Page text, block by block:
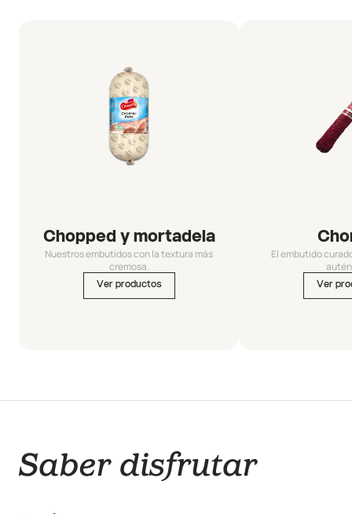
Chopped y mortadela
Nuestros embutidos con la textura más
cremosa.
Ver productos
El embutido
Ver